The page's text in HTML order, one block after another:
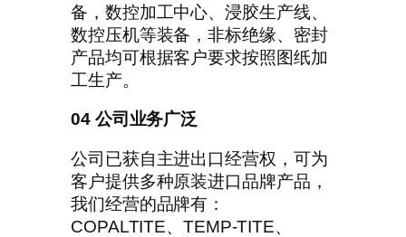
备，数控加工中心、浸胶生产线、
数控压机等装备，非标绝缘、密封
产品均可根据客户要求按照图纸加
工生产。
04 公司业务广泛
公司已获自主进出口经营权，可为
客户提供多种原装进口品牌产品，
我们经营的品牌有：
COPALTITE、TEMP-TITE、